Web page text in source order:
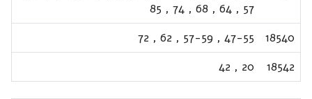
57
,
64
,
68
,
74
,
85
18540
47-55
,
57-59
,
62
,
72
18542
20
,
42